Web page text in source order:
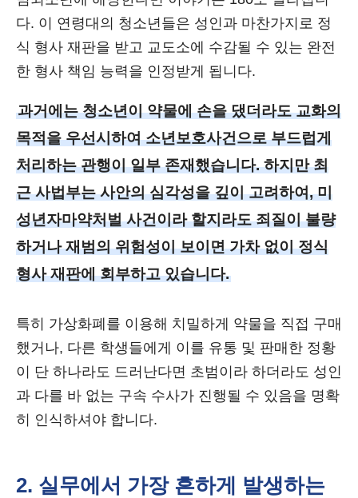
다. 이 연령대의 청소년들은 성인과 마찬가지로 정
식 형사 재판을 받고 교도소에 수감될 수 있는 완전
한 형사 책임 능력을 인정받게 됩니다.
과거에는 청소년이 약물에 손을 댔더라도 교화의
목적을 우선시하여 소년보호사건으로 부드럽게
처리하는 관행이 일부 존재했습니다. 하지만 최
근 사법부는 사안의 심각성을 깊이 고려하여, 미
성년자마약처벌 사건이라 할지라도 죄질이 불량
하거나 재범의 위험성이 보이면 가차 없이 정식
형사 재판에 회부하고 있습니다.
특히 가상화폐를 이용해 치밀하게 약물을 직접 구매
했거나, 다른 학생들에게 이를 유통 및 판매한 정황
이 단 하나라도 드러난다면 초범이라 하더라도 성인
과 다를 바 없는 구속 수사가 진행될 수 있음을 명확
히 인식하셔야 합니다.
2. 실무에서 가장 흔하게 발생하는